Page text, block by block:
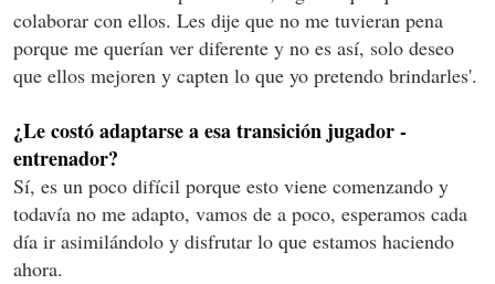
colaborar con ellos. Les dije que no me tuvieran pena
porque me querían ver diferente y no es así, solo deseo
que ellos mejoren y capten lo que yo pretendo brindarles'.
¿Le costó adaptarse a esa transición jugador -
entrenador?
Sí, es un poco difícil porque esto viene comenzando y
todavía no me adapto, vamos de a poco, esperamos cada
día ir asimilándolo y disfrutar lo que estamos haciendo
ahora.